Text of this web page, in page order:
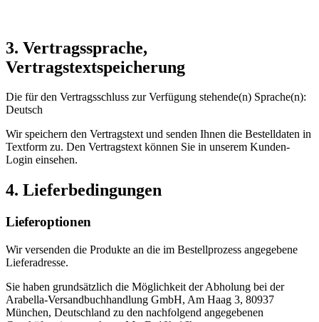
3. Vertragssprache,
Vertragstextspeicherung
Die für den Vertragsschluss zur Verfügung stehende(n) Sprache(n):
Deutsch
Wir speichern den Vertragstext und senden Ihnen die Bestelldaten in
Textform zu. Den Vertragstext können Sie in unserem Kunden-
Login einsehen.
4. Lieferbedingungen
Lieferoptionen
Wir versenden die Produkte an die im Bestellprozess angegebene
Lieferadresse.
Sie haben grundsätzlich die Möglichkeit der Abholung bei der
Arabella-Versandbuchhandlung GmbH, Am Haag 3, 80937
München, Deutschland zu den nachfolgend angegebenen